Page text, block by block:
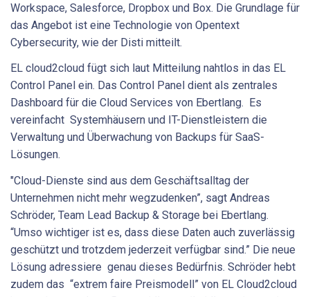
Workspace, Salesforce, Dropbox und Box. Die Grundlage für
das Angebot ist eine Technologie von Opentext
Cybersecurity, wie der Disti mitteilt.
EL cloud2cloud fügt sich laut Mitteilung nahtlos in das EL
Control Panel ein. Das Control Panel dient als zentrales
Dashboard für die Cloud Services von Ebertlang. Es
vereinfacht Systemhäusern und IT-Dienstleistern die
Verwaltung und Überwachung von Backups für SaaS-
Lösungen.
"Cloud-Dienste sind aus dem Geschäftsalltag der
Unternehmen nicht mehr wegzudenken”, sagt Andreas
Schröder, Team Lead Backup & Storage bei Ebertlang.
“Umso wichtiger ist es, dass diese Daten auch zuverlässig
geschützt und trotzdem jederzeit verfügbar sind.” Die neue
Lösung adressiere genau dieses Bedürfnis. Schröder hebt
zudem das “extrem faire Preismodell” von EL Cloud2cloud